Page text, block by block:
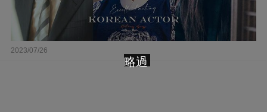
2023/07/26
略過